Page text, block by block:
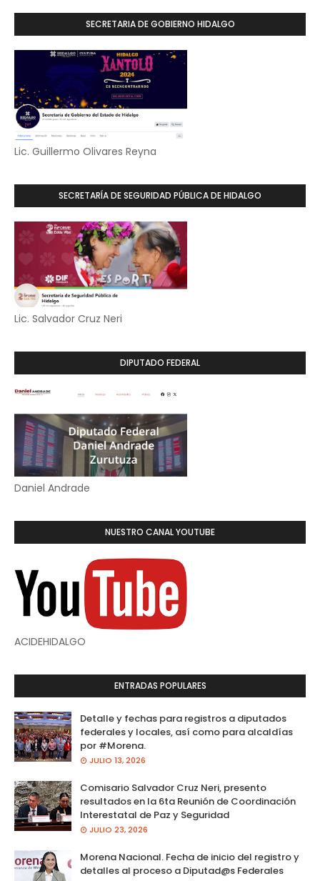
SECRETARIA DE GOBIERNO HIDALGO
Lic. Guillermo Olivares Reyna
SECRETARÍA DE SEGURIDAD PÚBLICA DE HIDALGO
Lic. Salvador Cruz Neri
DIPUTADO FEDERAL
Daniel Andrade
NUESTRO CANAL YOUTUBE
ACIDEHIDALGO
ENTRADAS POPULARES
Detalle y fechas para registros a diputados
federales y locales, así como para alcaldías
por #Morena.
JULIO 13, 2026
Comisario Salvador Cruz Neri, presento
resultados en la 6ta Reunión de Coordinación
Interestatal de Paz y Seguridad
JULIO 23, 2026
Morena Nacional. Fecha de inicio del registro y
detalles al proceso a Diputad@s Federales